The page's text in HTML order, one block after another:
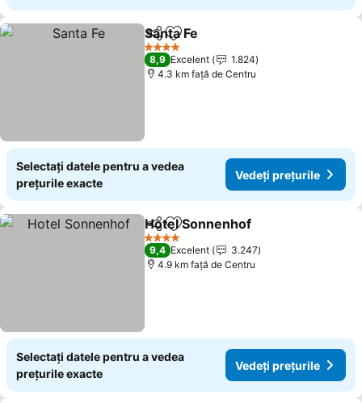
DistribuițiAdăugaţi la favorite
Santa Fe
4 Stele
8,9 Excelent
1.824
4.3 km faţă de Centru
Selectați datele pentru a vedea
prețurile exacte
Vedeți prețurile
DistribuițiAdăugaţi la favorite
Hotel Sonnenhof
4 Stele
9,4 Excelent
3.247
4.9 km faţă de Centru
Selectați datele pentru a vedea
prețurile exacte
Vedeți prețurile